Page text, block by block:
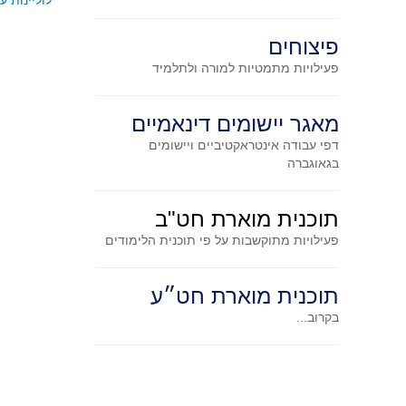
פיצוחים
פעילויות מתמטיות למורה ולתלמיד
מאגר יישומים דינאמיים
דפי עבודה אינטראקטיביים ויישומים
בגאוגברה
תוכנית מוארת חט"ב
פעילויות מתוקשבות על פי תוכנית הלימודים
תוכנית מוארת חט״ע
בקרוב...